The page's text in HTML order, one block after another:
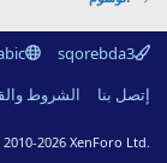
sqorebda3
إتصل بنا
الشروط
2026 XenForo Ltd.